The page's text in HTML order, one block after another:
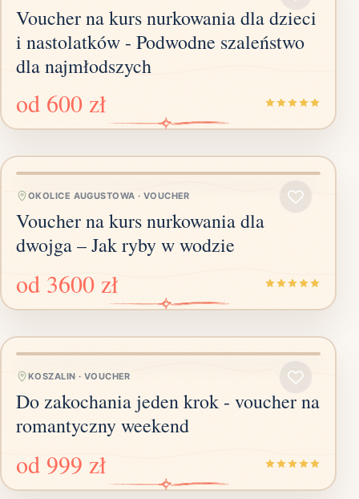
Voucher na kurs nurkowania dla dzieci
i nastolatków - Podwodne szaleństwo
dla najmłodszych
od 600 zł
OKOLICE AUGUSTOWA · VOUCHER
Voucher na kurs nurkowania dla
dwojga – Jak ryby w wodzie
od 3600 zł
KOSZALIN · VOUCHER
Do zakochania jeden krok - voucher na
romantyczny weekend
od 999 zł